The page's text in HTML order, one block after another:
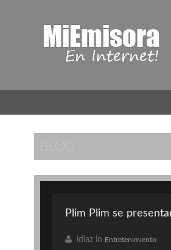
BLOG
Plim Plim se
idiaz in Entretenimiento